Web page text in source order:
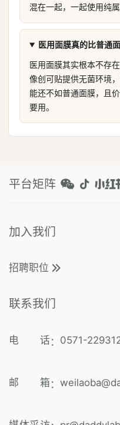
混在一起，一起使用纯属
医用面膜真的比普通
医用面膜其实根本不存
像创可贴提供无菌环境
能还不如普通面膜，且
要用。
平台矩阵
加入我们
招聘职位
联系我们
电 话 ： 0571-
邮 箱 ：